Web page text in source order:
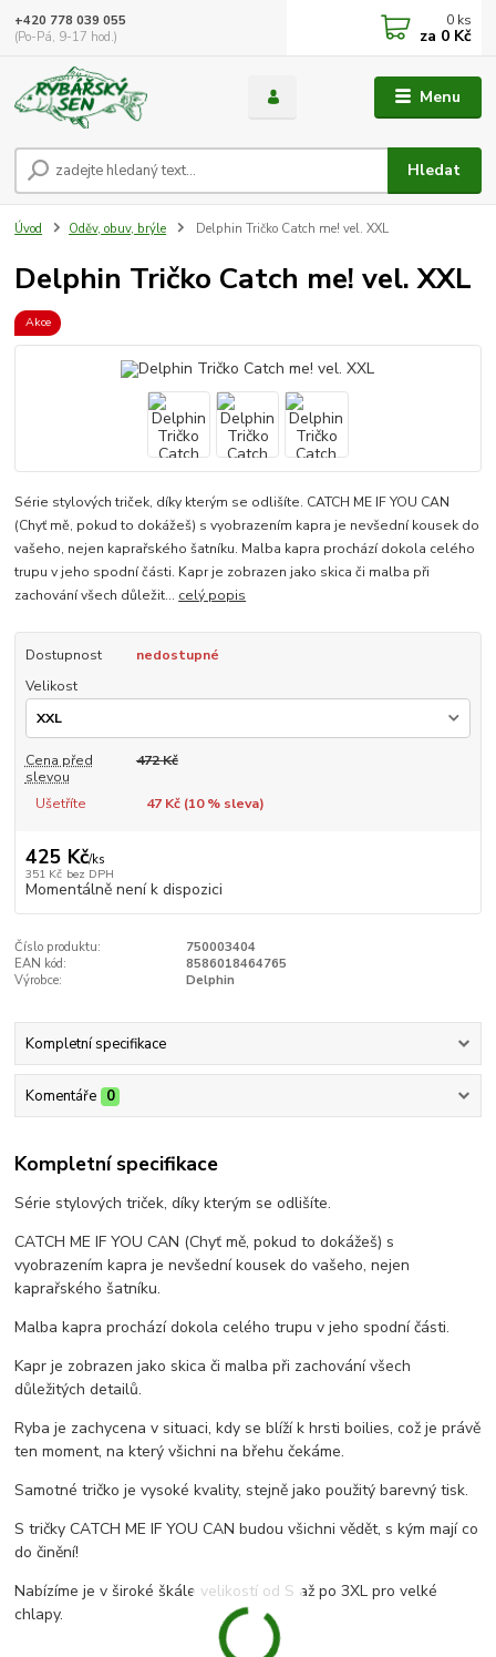
Menu
Hledat
+420 778 039 055
(Po-Pá, 9-17 hod.)
0 ks
za 0 Kč
Úvod Oděv, obuv, brýle Delphin Tričko Catch me! vel. XXL
Delphin Tričko Catch me! vel. XXL
Akce
Série stylových triček, díky kterým se odlišíte. CATCH ME IF YOU CAN
(Chyť mě, pokud to dokážeš) s vyobrazením kapra je nevšední kousek do
vašeho, nejen kaprařského šatníku. Malba kapra prochází dokola celého
trupu v jeho spodní části. Kapr je zobrazen jako skica či malba při
zachování všech důležit... celý popis
Dostupnost
nedostupné
Velikost
Cena před
slevou
472 Kč
Ušetříte 47 Kč (10% sleva)
425 Kč/ks
351 Kč bez DPH
Momentálně není k dispozici
Číslo produktu:
750003404
EAN kód:
8586018464765
Výrobce:
Delphin
Kompletní specifikace
Komentáře 0
Kompletní specifikace
Série stylových triček, díky kterým se odlišíte.
CATCH ME IF YOU CAN (Chyť mě, pokud to dokážeš) s
vyobrazením kapra je nevšední kousek do vašeho, nejen
kaprařského šatníku.
Malba kapra prochází dokola celého trupu v jeho spodní části.
Kapr je zobrazen jako skica či malba při zachování všech
důležitých detailů.
Ryba je zachycena v situaci, kdy se blíží k hrsti boilies, což je právě
ten moment, na který všichni na břehu čekáme.
Samotné tričko je vysoké kvality, stejně jako použitý barevný tisk.
S tričky CATCH ME IF YOU CAN budou všichni vědět, s kým mají co
do činění!
Nabízíme je v široké škále velikostí od S až po 3XL pro velké
chlapy.